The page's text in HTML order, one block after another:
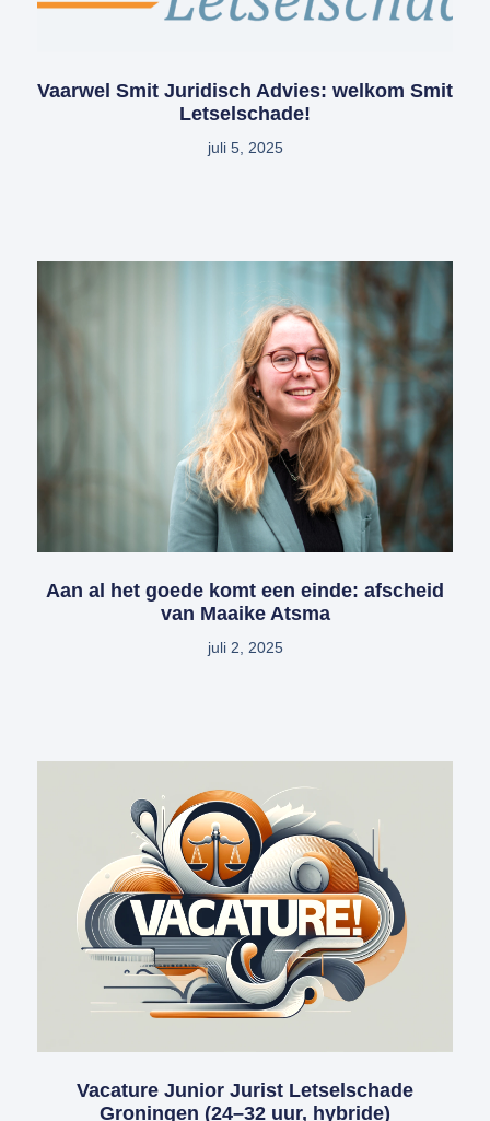
Vaarwel Smit Juridisch Advies: welkom Smit
Letselschade!
juli 5, 2025
Aan al het goede komt een einde: afscheid
van Maaike Atsma
juli 2, 2025
Vacature Junior Jurist Letselschade
Groningen (24–32 uur, hybride)